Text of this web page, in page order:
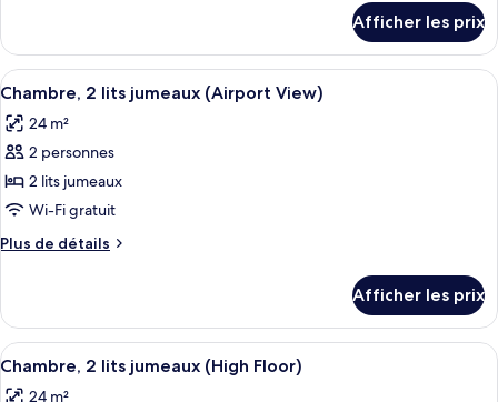
Chambre,
lits
jumeaux
(Runway
View)
Chambre,
lits
(Runway
View)
Afficher les prix
Afficher
toutes
les
photos
pour
ce
type
de
Chambre,
lits
jumeaux
Une chambre d’hôtel avec deux
5
Chambre, 2 lits jumeaux (Airport View)
24 m²
2 personnes
2 lits jumeaux
Wi-Fi gratuit
Plus de détails
Plus
Chambre,
lits
Afficher les prix
Afficher
toutes
Une chambre d’hôtel avec deux
4
Chambre, 2 lits jumeaux (High Floor)
24 m²